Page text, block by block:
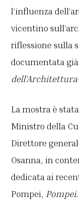
l’influenza
vicentino
riflessione sulla
documentata
dell’Architettura
La mostra è
Ministro della
Direttore
Osanna, in
dedicata ai
Pompei,